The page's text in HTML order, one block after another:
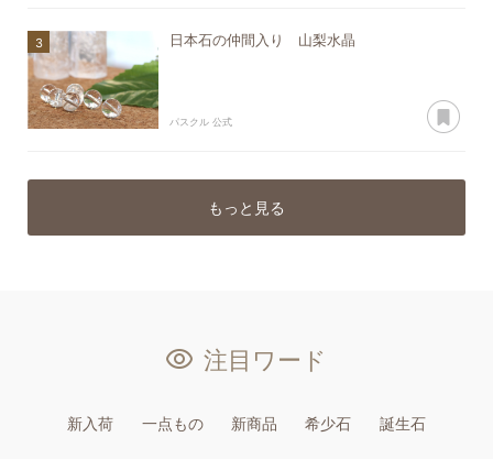
日本石の仲間入り 山梨水晶
パスクル 公式
もっと見る
注目ワード
新入荷 一点もの 新商品 希少石 誕生石